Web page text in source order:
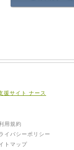
援サイト ナース
用規約
イバシーポリシー
トマップ